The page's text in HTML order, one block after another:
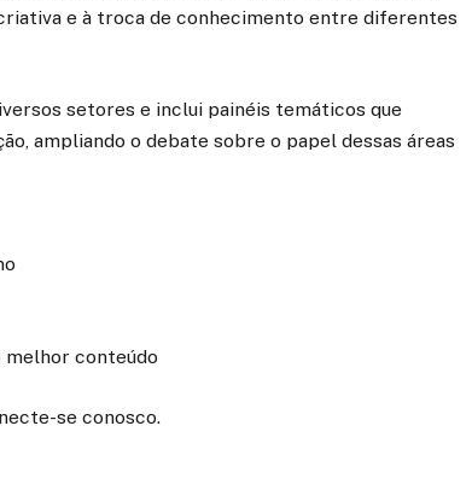
e à troca de conhecimento entre diferentes
setores e inclui painéis temáticos que
ampliando o debate sobre o papel dessas áreas
conteúdo
se conosco.